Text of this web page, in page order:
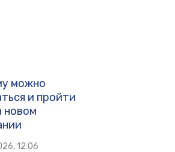
можно
и пройти
новом
12:06